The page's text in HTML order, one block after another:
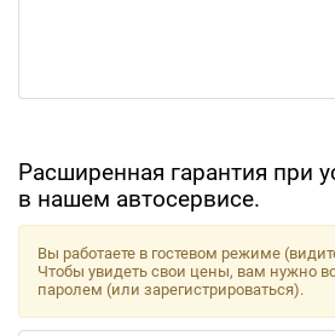
Расширенная гарантия при
в нашем автосервисе.
Вы работаете в гостевом режиме
Чтобы увидеть свои цены, вам нужно
паролем (или зарегистрироваться).